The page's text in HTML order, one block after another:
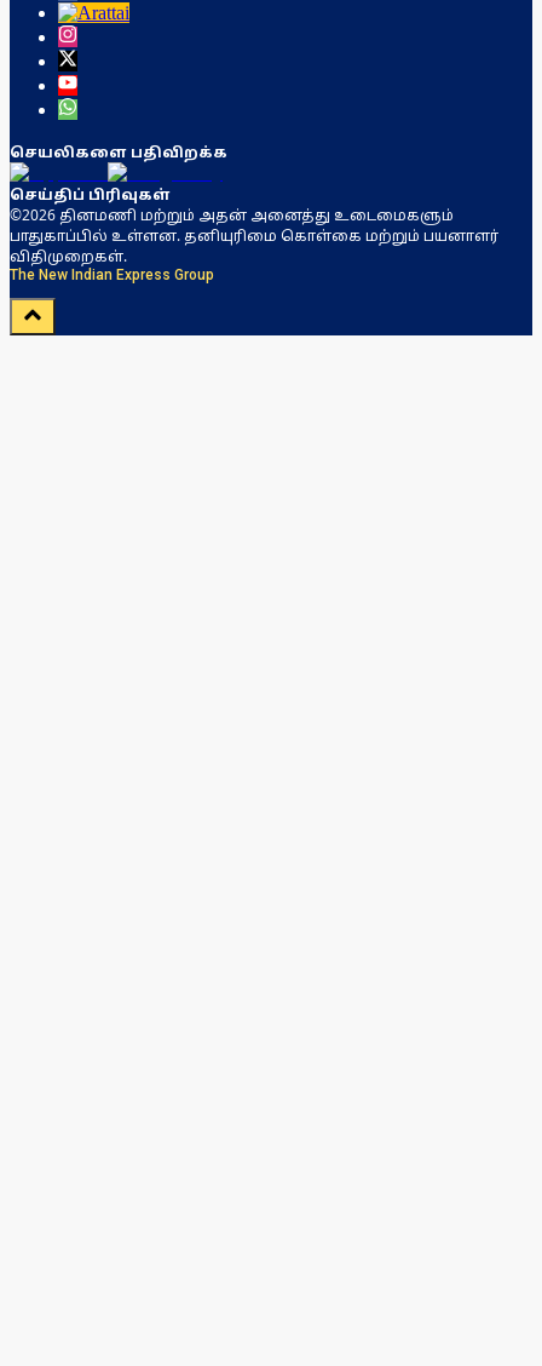
செயலிகளை பதிவிறக்க
செய்திப் பிரிவுகள்
©2026 தினமணி மற்றும் அதன் அனைத்து உடைமைகளும்
பாதுகாப்பில் உள்ளன. தனியுரிமை கொள்கை மற்றும் பயனாளர்
விதிமுறைகள்.
The New Indian Express Group